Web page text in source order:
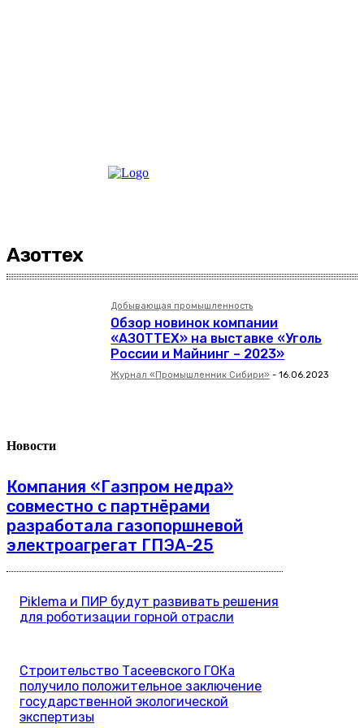
Азоттех
Добывающая промышленность
Обзор новинок компании
«АЗОТТЕХ» на выставке «Уголь
России и Майнинг – 2023»
Журнал «Промышленник Сибири» - 16.06.2023
Новости
Компания «Газпром недра»
совместно с партнёрами
разработала газопоршневой
электроагрегат ГПЭА-25
Piklema и ПИР будут развивать решения
для роботизации горной отрасли
Строительство Тасеевского ГОКа
получило положительное заключение
государственной экологической
экспертизы